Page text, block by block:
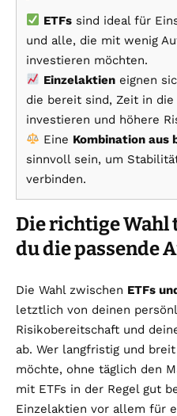
ETFs sind ideal für
und alle, die mit wenig
investieren möchten.
Einzelaktien eignen
die bereit sind, Zeit in
investieren und höhere
Eine Kombination aus
sinnvoll sein, um
verbinden.
Die richtige Wahl
du die passende
Die Wahl zwischen ETFs
letztlich von deinen
Risikobereitschaft und
ab. Wer langfristig und
möchte, ohne täglich den
mit ETFs in der Regel gut
Einzelaktien vor allem für